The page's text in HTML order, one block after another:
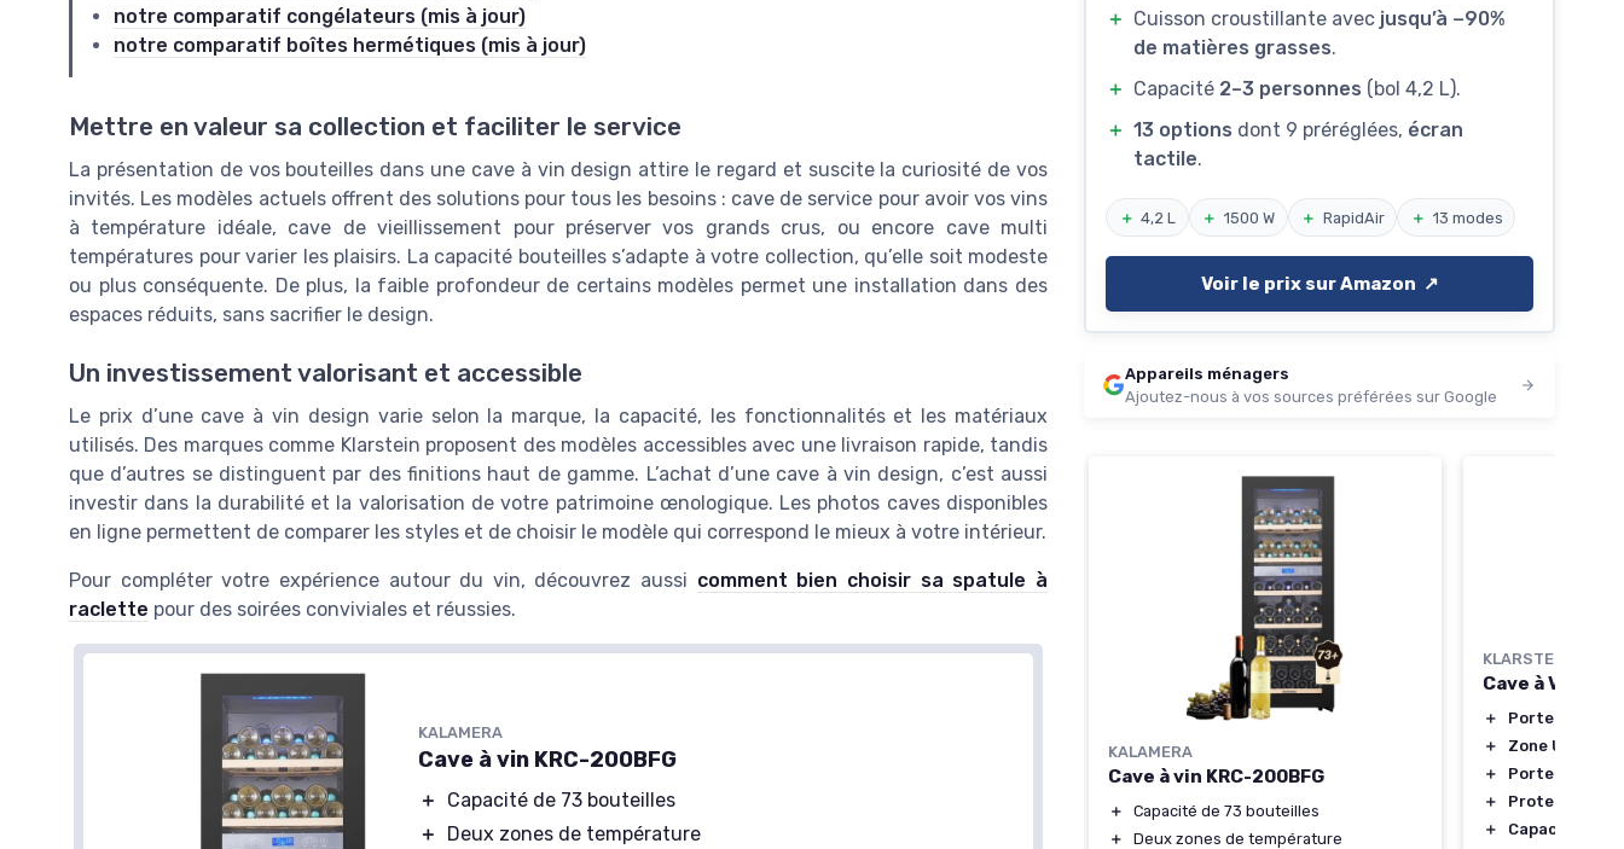
notre comparatif congélateurs (mis à jour)
notre comparatif boîtes hermétiques (mis à jour)
Mettre en valeur sa collection et faciliter le service
La présentation de vos bouteilles dans une cave à vin design attire le regard et suscite la curiosité de vos
invités. Les modèles actuels offrent des solutions pour tous les besoins : cave de service pour avoir vos vins
à température idéale, cave de vieillissement pour préserver vos grands crus, ou encore cave multi
températures pour varier les plaisirs. La capacité bouteilles s’adapte à votre collection, qu’elle soit modeste
ou plus conséquente. De plus, la faible profondeur de certains modèles permet une installation dans des
espaces réduits, sans sacrifier le design.
Un investissement valorisant et accessible
Le prix d’une cave à vin design varie selon la marque, la capacité, les fonctionnalités et les matériaux
utilisés. Des marques comme Klarstein proposent des modèles accessibles avec une livraison rapide, tandis
que d’autres se distinguent par des finitions haut de gamme. L’achat d’une cave à vin design, c’est aussi
investir dans la durabilité et la valorisation de votre patrimoine œnologique. Les photos caves disponibles
en ligne permettent de comparer les styles et de choisir le modèle qui correspond le mieux à votre intérieur.
Pour compléter votre expérience autour du vin, découvrez aussi comment bien choisir sa spatule à
raclette pour des soirées conviviales et réussies.
KALAMERA
Cave à vin KRC-200BFG
＋
Capacité de 73 bouteilles
＋
Deux zones de température
＋ Cuisson croustillante avec jusqu’à −90%
de matières grasses.
＋ Capacité 2–3 personnes (bol 4,2 L).
＋ 13 options dont 9 préréglées, écran
tactile.
＋ 4,2 L ＋ 1500 W ＋ RapidAir ＋ 13 modes
Voir le prix sur Amazon ↗️
Appareils ménagers
Ajoutez-nous à vos sources préférées sur Google
KLARSTEIN
Zone Unique
Protection UV
Capacité de 30 Bouteilles
KALAMERA
Cave à vin KRC-200BFG
＋
Capacité de 73 bouteilles
＋
Deux zones de température
KLARSTEIN
Cave à Vin
＋
Porte en Verre
＋
Zone Unique
＋
Porte
＋
Protection UV
＋
Capacité de